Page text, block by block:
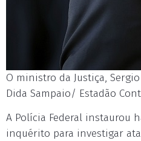
O ministro da Justiça,
Dida Sampaio/ Estadão
A Polícia Federal instaurou
inquérito para investigar